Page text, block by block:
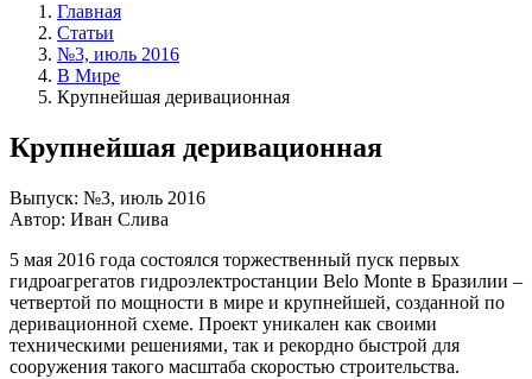
Главная
Статьи
№3, июль 2016
В Мире
Крупнейшая деривационная
Крупнейшая деривационная
Выпуск: №3, июль 2016
Автор: Иван Слива
5 мая 2016 года состоялся торжественный пуск первых
гидроагрегатов гидроэлектростанции Belo Monte в Бразилии –
четвертой по мощности в мире и крупнейшей, созданной по
деривационной схеме. Проект уникален как своими
техническими решениями, так и рекордно быстрой для
сооружения такого масштаба скоростью строительства.